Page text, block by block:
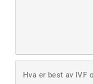
Hva er best av IVF